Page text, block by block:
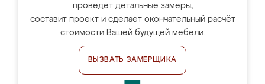
проведёт детальные замеры,
составит проект и сделает окончательный расчёт
стоимости Вашей будущей мебели.
ВЫЗВАТЬ ЗАМЕРЩИКА